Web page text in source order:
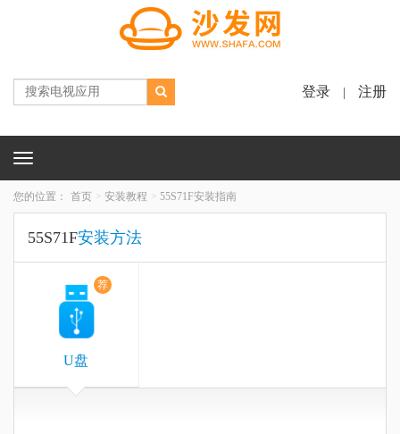
登录 注册
Toggle
您的位置： 首页 安装教程 55S71F安装指南
55S71F安装方法
荐
U盘